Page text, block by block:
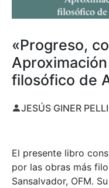
«Progreso,
filosófico de
JESÚS GINER
El presente libro
por las obras más
Sansalvador, OFM.